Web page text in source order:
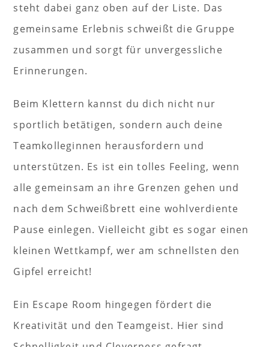
steht dabei ganz oben auf der Liste. Das
gemeinsame Erlebnis schweißt die Gruppe
zusammen und sorgt für unvergessliche
Erinnerungen.
Beim Klettern kannst du dich nicht nur
sportlich betätigen, sondern auch deine
Teamkolleginnen herausfordern und
unterstützen. Es ist ein tolles Feeling, wenn
alle gemeinsam an ihre Grenzen gehen und
nach dem Schweißbrett eine wohlverdiente
Pause einlegen. Vielleicht gibt es sogar einen
kleinen Wettkampf, wer am schnellsten den
Gipfel erreicht!
Ein Escape Room hingegen fördert die
Kreativität und den Teamgeist. Hier sind